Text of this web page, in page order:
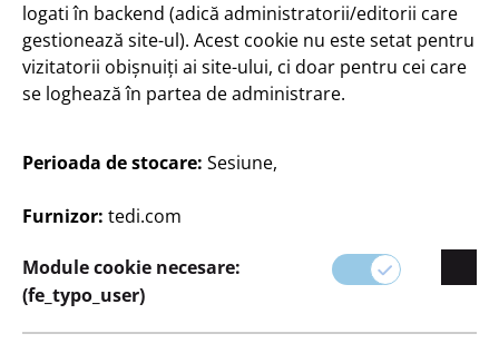
Descoperiți o varietate de stilouri, caiete, calendare
și instrumente de organizare pentru a vă ajuta să
rămâneți organizat și productiv.
logati în backend (adică administratorii/editorii care
gestionează site-ul). Acest cookie nu este setat pentru
vizitatorii obișnuiți ai site-ului, ci doar pentru cei care
se loghează în partea de administrare.
Perioada de stocare: Sesiune,
Furnizor: tedi.com
Module cookie necesare:
(fe_typo_user)